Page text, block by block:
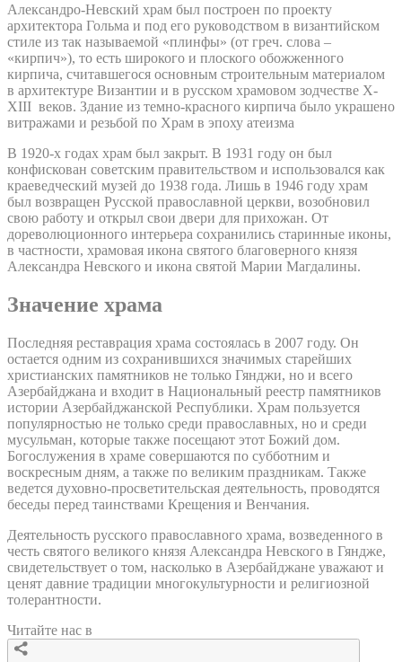
Александро-Невский храм был построен по проекту
архитектора Гольма и под его руководством в византийском
стиле из так называемой «плинфы» (от греч. слова –
«кирпич»), то есть широкого и плоского обожженного
кирпича, считавшегося основным строительным материалом
в архитектуре Византии и в русском храмовом зодчестве X-
XIII веков. Здание из темно-красного кирпича было украшено
витражами и резьбой по Храм в эпоху атеизма
В 1920-х годах храм был закрыт. В 1931 году он был
конфискован советским правительством и использовался как
краеведческий музей до 1938 года. Лишь в 1946 году храм
был возвращен Русской православной церкви, возобновил
свою работу и открыл свои двери для прихожан. От
дореволюционного интерьера сохранились старинные иконы,
в частности, храмовая икона святого благоверного князя
Александра Невского и икона святой Марии Магдалины.
Значение храма
Последняя реставрация храма состоялась в 2007 году. Он
остается одним из сохранившихся значимых старейших
христианских памятников не только Гянджи, но и всего
Азербайджана и входит в Национальный реестр памятников
истории Азербайджанской Республики. Храм пользуется
популярностью не только среди православных, но и среди
мусульман, которые также посещают этот Божий дом.
Богослужения в храме совершаются по субботним и
воскресным дням, а также по великим праздникам. Также
ведется духовно-просветительская деятельность, проводятся
беседы перед таинствами Крещения и Венчания.
Деятельность русского православного храма, возведенного в
честь святого великого князя Александра Невского в Гяндже,
свидетельствует о том, насколько в Азербайджане уважают и
ценят давние традиции многокультурности и религиозной
толерантности.
Читайте нас в